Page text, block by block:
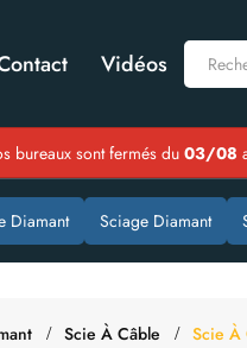
Vidéos
bureaux sont fermés du 03/08
Diamant Sciage Diamant
Scie À Câble Scie À